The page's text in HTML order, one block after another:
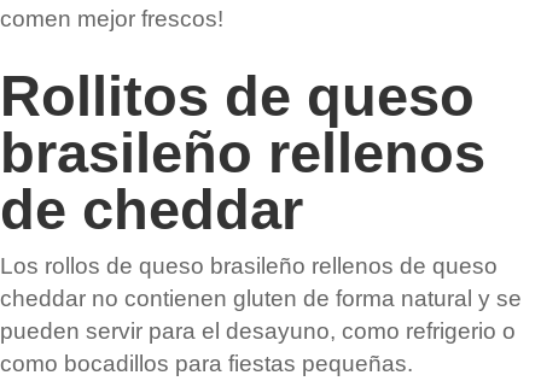
comen mejor frescos!
Rollitos de queso
brasileño rellenos
de cheddar
Los rollos de queso brasileño rellenos de queso
cheddar no contienen gluten de forma natural y se
pueden servir para el desayuno, como refrigerio o
como bocadillos para fiestas pequeñas.